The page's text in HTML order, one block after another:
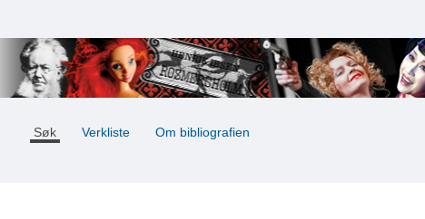
Søk Verkliste Om bibliografien